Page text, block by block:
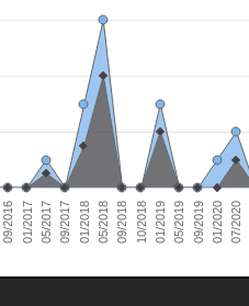
09/2016 01/2017 05/2017 09/2017 01/2018 05/2018 09/2018 10/2018 01/2019 05/2019 09/2019 01/2020 07/2020